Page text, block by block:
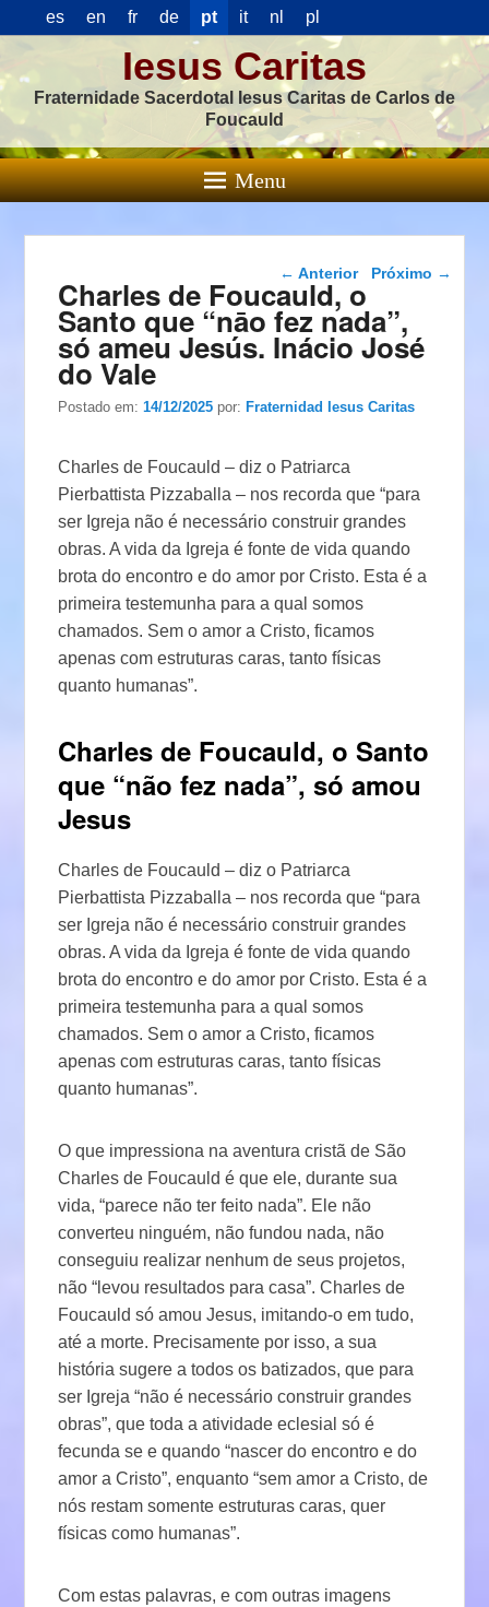
es en fr de pt it nl pl
Iesus Caritas
Fraternidade Sacerdotal Iesus Caritas de Carlos de
Foucauld
Menu
Navegação das
← Anterior Próximo →
Charles de Foucauld, o
Santo que “nāo fez nada”,
só ameu Jesús. Inácio José
do Vale
Postado em:14/12/2025 por:Fraternidad Iesus Caritas
Charles de Foucauld – diz o Patriarca
Pierbattista Pizzaballa – nos recorda que “para
ser Igreja não é necessário construir grandes
obras. A vida da Igreja é fonte de vida quando
brota do encontro e do amor por Cristo. Esta é a
primeira testemunha para a qual somos
chamados. Sem o amor a Cristo, ficamos
apenas com estruturas caras, tanto físicas
quanto humanas”.
Charles de Foucauld, o Santo
que “não fez nada”, só amou
Jesus
Charles de Foucauld – diz o Patriarca
Pierbattista Pizzaballa – nos recorda que “para
ser Igreja não é necessário construir grandes
obras. A vida da Igreja é fonte de vida quando
brota do encontro e do amor por Cristo. Esta é a
primeira testemunha para a qual somos
chamados. Sem o amor a Cristo, ficamos
apenas com estruturas caras, tanto físicas
quanto humanas”.
O que impressiona na aventura cristã de São
Charles de Foucauld é que ele, durante sua
vida, “parece não ter feito nada”. Ele não
converteu ninguém, não fundou nada, não
conseguiu realizar nenhum de seus projetos,
não “levou resultados para casa”. Charles de
Foucauld só amou Jesus, imitando-o em tudo,
até a morte. Precisamente por isso, a sua
história sugere a todos os batizados, que para
ser Igreja “não é necessário construir grandes
obras”, que toda a atividade eclesial só é
fecunda se e quando “nascer do encontro e do
amor a Cristo”, enquanto “sem amor a Cristo, de
nós restam somente estruturas caras, quer
físicas como humanas”.
Com estas palavras, e com outras imagens